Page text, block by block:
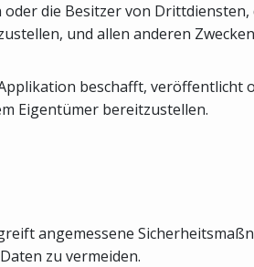
die Besitzer von Drittdiensten,
und allen anderen
beschafft, veröffentlicht
Eigentümer bereitzustellen.
angemessene
zu vermeiden.